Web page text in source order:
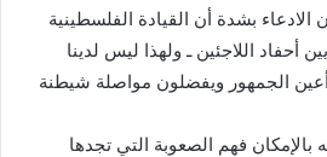
الادعاء بشدة أن القيادة الفلسطينية
أحفاد اللاجئين ـ ولهذا ليس لدينا
الجمهور ويفضلون مواصلة شيطنة
فهم الصعوبة التي تجدها